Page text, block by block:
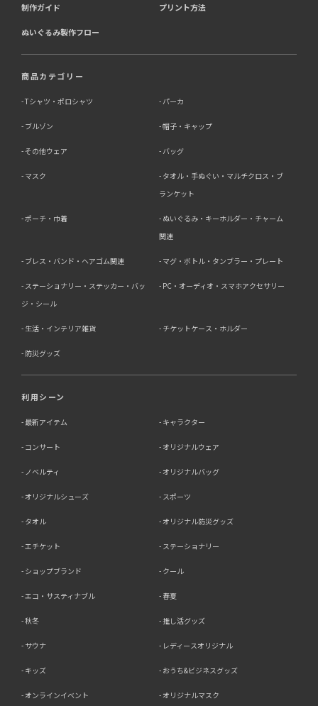
制作ガイド プリント方法
ぬいぐるみ製作フロー
商品カテゴリー
Tシャツ・ポロシャツ パーカ
ブルゾン 帽子・キャップ
その他ウェア バッグ
マスク
タオル・手ぬぐい・マルチクロス・ブ
ランケット
ポーチ・巾着
ぬいぐるみ・キーホルダー・チャーム
関連
ブレス・バンド・ヘアゴム関連 マグ・ボトル・タンブラー・プレート
ステーショナリー・ステッカー・バッ
ジ・シール
PC・オーディオ・スマホアクセサリー
生活・インテリア雑貨 チケットケース・ホルダー
防災グッズ
利用シーン
最新アイテム キャラクター
コンサート オリジナルウェア
ノベルティ オリジナルバッグ
オリジナルシューズ スポーツ
タオル オリジナル防災グッズ
エチケット ステーショナリー
ショップブランド クール
エコ・サスティナブル 春夏
秋冬 推し活グッズ
サウナ レディースオリジナル
キッズ おうち&ビジネスグッズ
オンラインイベント オリジナルマスク